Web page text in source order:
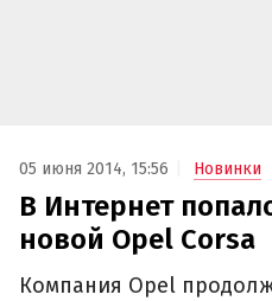
05 июня 2014, 15:56 Новинки
В Интернет
новой Opel Corsa
Компания Opel